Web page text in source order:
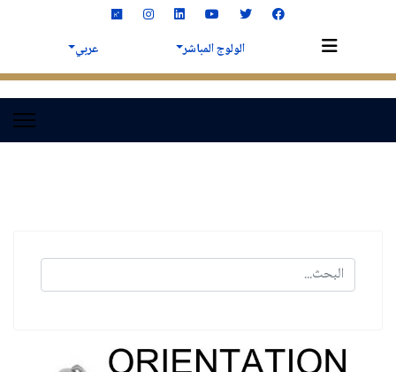
الولوج المباشر عربي
البحث